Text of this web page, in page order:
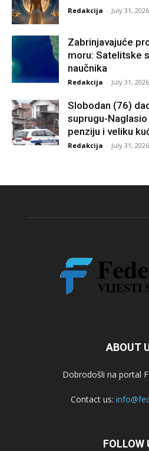
Redakcija - July 31, 2026
Zabrinjavajuće
moru: Satelitske
naučnika
Redakcija - July 31, 2026
Slobodan (76)
suprugu-
penziju i veliku
Redakcija - July 31, 2026
ABOUT
Dobrodošli na portal
Contact us:
FOLLOW